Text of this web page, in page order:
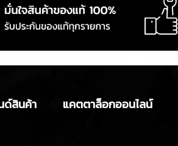
ด์สินค้า แคตตาล็อกออนไลน์